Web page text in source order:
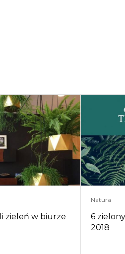
zieleń w biurze
Natura
6
2018